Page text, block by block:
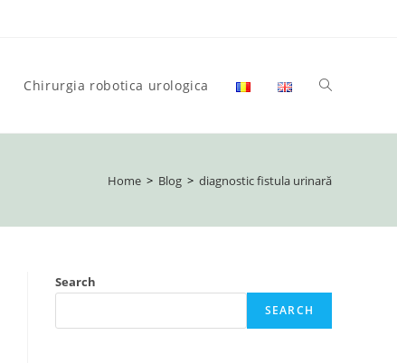
Chirurgia robotica urologica Toggle
website
Home > Blog > diagnostic fistula urinară
Search
SEARCH